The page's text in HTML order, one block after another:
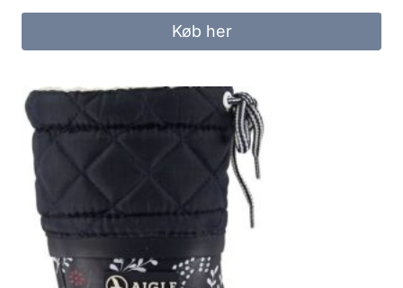
Køb her